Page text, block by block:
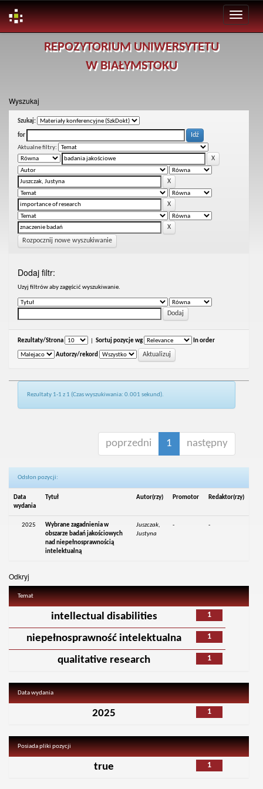
REPOZYTORIUM UNIWERSYTETU
W BIAŁYMSTOKU
Wyszukaj
Szukaj:
for
Aktualne filtry:
Rozpocznij nowe wyszukiwanie
Dodaj filtr:
Uzyj filtrów aby zagęścić wyszukiwanie.
Rezultaty/Strona Sortuj pozycje wg In order
Autorzy/rekord
Rezultaty 1-1 z 1 (Czas wyszukiwania: 0.001 sekund).
poprzedni 1 następny
Odsłon pozycji:
Data
wydania
Tytuł Autor(rzy) Promotor Redaktor(rzy)
2025
Wybrane zagadnienia w
obszarze badań jakościowych
nad niepełnosprawnością
intelektualną
Juszczak,
Justyna
- -
Odkryj
Temat
1
intellectual disabilities
1
niepełnosprawność intelektualna
1
qualitative research
Data wydania
1
2025
Posiada pliki pozycji
1
true